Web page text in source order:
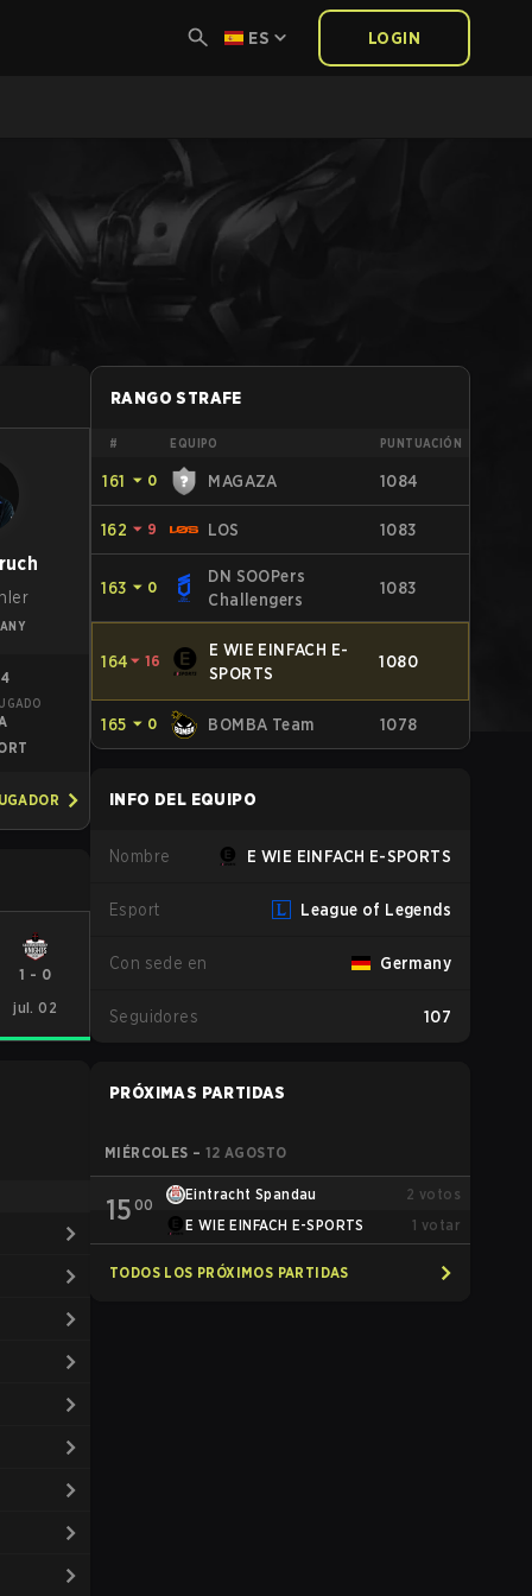
ES LOGIN
1 - 0
jul. 02
RANGO STRAFE
# EQUIPO PUNTUACIÓN
161 ⏷ 0 MAGAZA 1084
162 ⏷ 9 LOS 1083
163 ⏷ 0
DN SOOPers
Challengers
1083
164 ⏷ 16
E WIE EINFACH E-
SPORTS
1080
165 ⏷ 0 BOMBA Team 1078
INFO DEL EQUIPO
Nombre E WIE EINFACH E-SPORTS
Esport League of Legends
Con sede en Germany
Seguidores 107
PRÓXIMAS PARTIDAS
MIÉRCOLES – 12 AGOSTO
15 00
Eintracht Spandau 2 votos
E WIE EINFACH E-SPORTS
1 votar
TODOS LOS PRÓXIMOS PARTIDAS